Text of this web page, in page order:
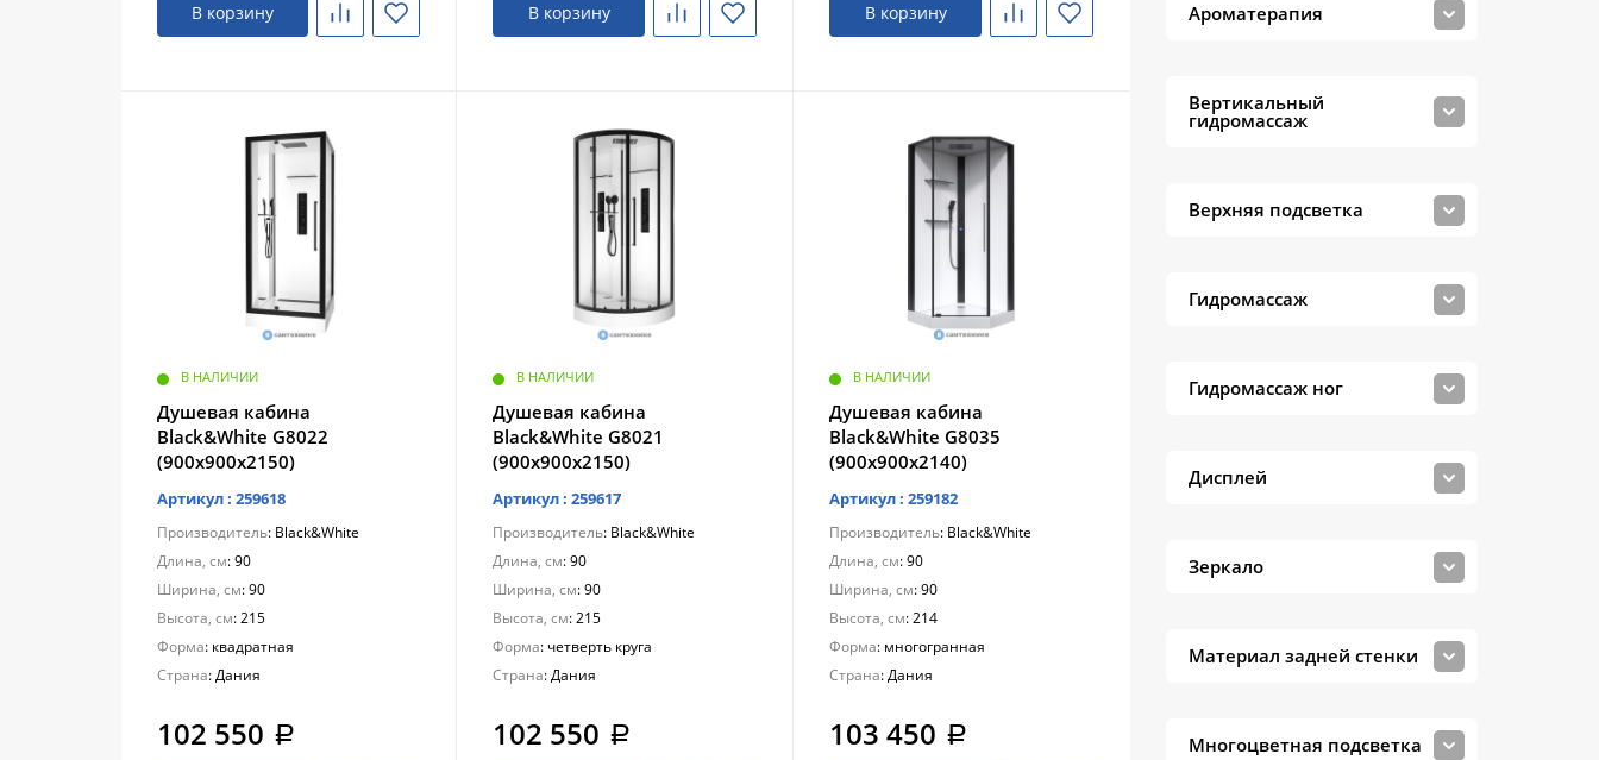
Ароматерапия
Вертикальный
гидромассаж
Верхняя подсветка
Гидромассаж
Гидромассаж ног
Дисплей
Зеркало
Материал задней стенки
Многоцветная подсветка
В корзину В корзину В корзину
В НАЛИЧИИ
Душевая кабина
Black&White G8022
(900х900х2150)
Артикул : 259618
Производитель: Black&White
Длина, см: 90
Ширина, см: 90
Высота, см: 215
Форма: квадратная
Страна: Дания
102 550 a
В НАЛИЧИИ
Душевая кабина
Black&White G8021
(900х900х2150)
Артикул : 259617
Производитель: Black&White
Длина, см: 90
Ширина, см: 90
Высота, см: 215
Форма: четверть круга
Страна: Дания
102 550 a
В НАЛИЧИИ
Душевая кабина
Black&White G8035
(900х900х2140)
Артикул : 259182
Производитель: Black&White
Длина, см: 90
Ширина, см: 90
Высота, см: 214
Форма: многогранная
Страна: Дания
103 450 a